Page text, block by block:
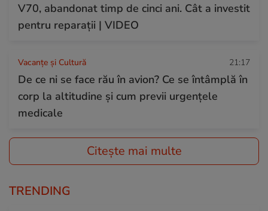
V70, abandonat timp de cinci ani. Cât a investit
pentru reparații | VIDEO
Vacanțe și Cultură 21:17
De ce ni se face rău în avion? Ce se întâmplă în
corp la altitudine și cum previi urgențele
medicale
Citește mai multe
TRENDING